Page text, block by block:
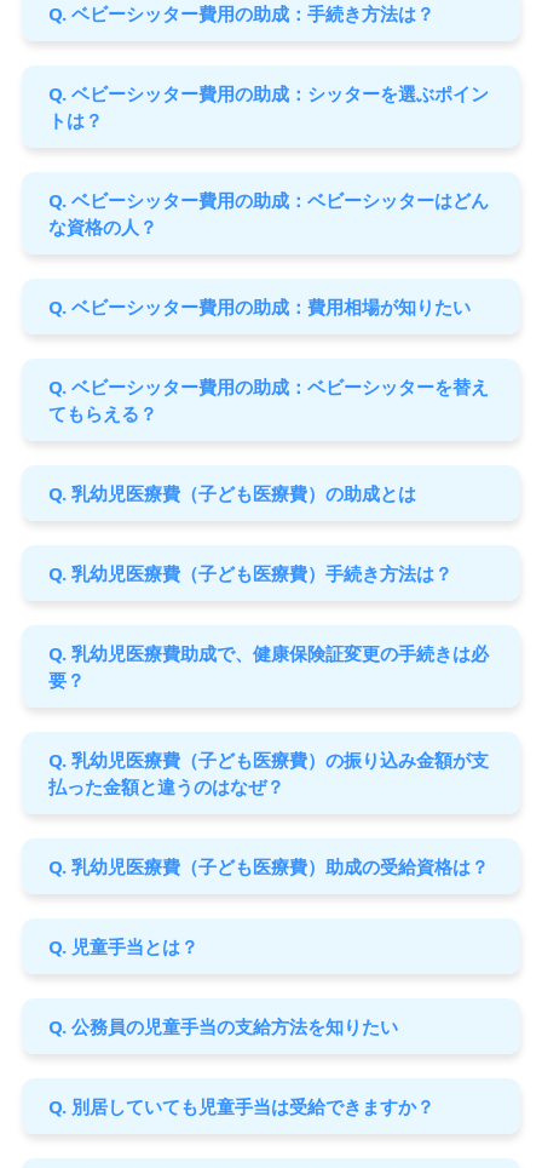
Q. ベビーシッター費用の助成：手続き方法は？
Q. ベビーシッター費用の助成：シッターを選ぶポイン
トは？
Q. ベビーシッター費用の助成：ベビーシッターはどん
な資格の人？
Q. ベビーシッター費用の助成：費用相場が知りたい
Q. ベビーシッター費用の助成：ベビーシッターを替え
てもらえる？
Q. 乳幼児医療費（子ども医療費）の助成とは
Q. 乳幼児医療費（子ども医療費）手続き方法は？
Q. 乳幼児医療費助成で、健康保険証変更の手続きは必
要？
Q. 乳幼児医療費（子ども医療費）の振り込み金額が支
払った金額と違うのはなぜ？
Q. 乳幼児医療費（子ども医療費）助成の受給資格は？
Q. 児童手当とは？
Q. 公務員の児童手当の支給方法を知りたい
Q. 別居していても児童手当は受給できますか？